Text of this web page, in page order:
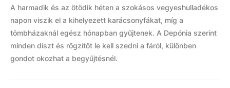
A harmadik és az ötödik héten a szokásos vegyeshulladékos
napon viszik el a kihelyezett karácsonyfákat, míg a
tömbházaknál egész hónapban gyűjtenek. A Depónia szerint
minden díszt és rögzítőt le kell szedni a fáról, különben
gondot okozhat a begyűjtésnél.